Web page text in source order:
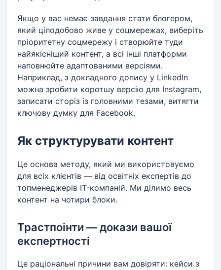
Якщо у вас немає завдання стати блогером,
який цілодобово живе у соцмережах, виберіть
пріоритетну соцмережу і створюйте туди
найякісніший контент, а всі інші платформи
наповнюйте адаптованими версіями.
Наприклад, з докладного допису у LinkedIn
можна зробити коротшу версію для Instagram,
записати сторіз із головними тезами, витягти
ключову думку для Facebook.
​​Як структурувати контент
Це основа методу, який ми використовуємо
для всіх клієнтів — від освітніх експертів до
топменеджерів IT-компаній. Ми ділимо весь
контент на чотири блоки.
Трастпоінти — докази вашої
експертності
Це раціональні причини вам довіряти: кейси з